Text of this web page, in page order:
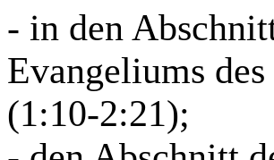
- in den
Evangeliums
(1:10-2:21);